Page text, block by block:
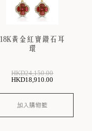
18K黃金紅寶鑽石耳
環
HKD24,150.00
HKD18,910.00
加入購物籃